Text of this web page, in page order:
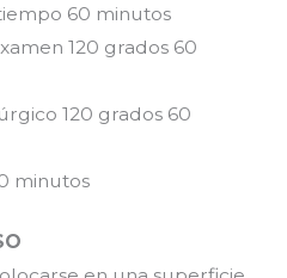
60 minutos
120 grados 60
120 grados 60
minutos